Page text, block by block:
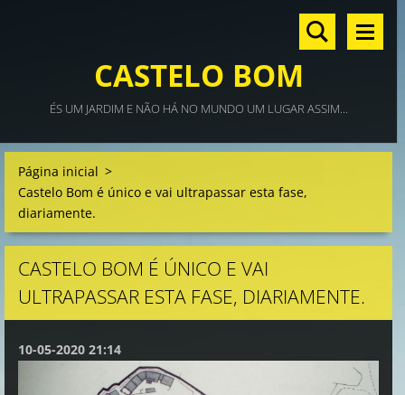
CASTELO BOM
ÉS UM JARDIM E NÃO HÁ NO MUNDO UM LUGAR ASSIM...
Página inicial >
Castelo Bom é único e vai ultrapassar esta fase,
diariamente.
CASTELO BOM É ÚNICO E VAI
ULTRAPASSAR ESTA FASE, DIARIAMENTE.
10-05-2020 21:14